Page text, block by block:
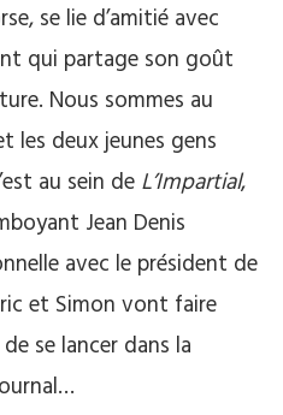
se lie d’amitié avec
qui partage son goût
Nous sommes au
les deux jeunes gens
au sein de L’Impartial,
Jean Denis
avec le président de
et Simon vont faire
se lancer dans la